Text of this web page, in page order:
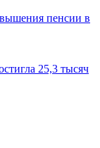
пенсии в
25,3 тысяч